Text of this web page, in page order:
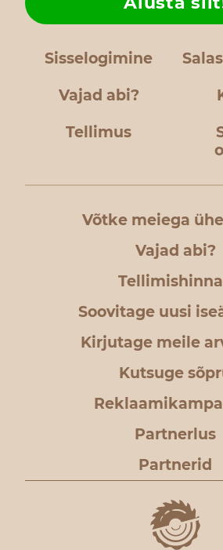
Sisselogimine
Vajad abi?
Tellimus
Võtke meiega
Vajad abi?
Soovitage uusi
Kirjutage meile
Kutsuge
Partnerlus
Partnerid